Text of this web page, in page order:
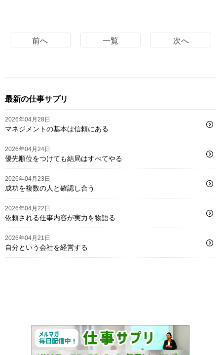
前へ 一覧 次へ
最新の仕事サプリ
2026年04月28日
マネジメントの基本は信頼にある
2026年04月24日
優先順位をつけても結局はすべてやる
2026年04月23日
成功を複数の人と確認し合う
2026年04月22日
依頼される仕事内容が実力を物語る
2026年04月21日
自分という会社を経営する